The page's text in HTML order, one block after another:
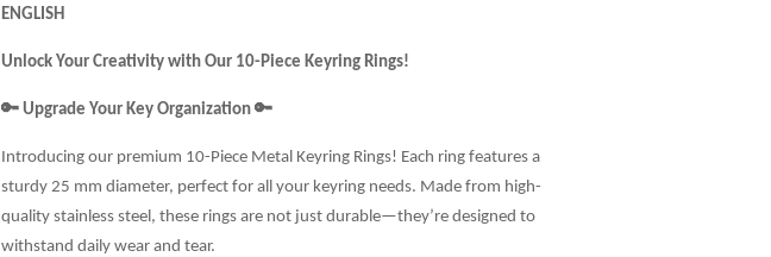
ENGLISH
Unlock Your Creativity with Our 10-Piece Keyring Rings!
🔑 Upgrade Your Key Organization 🔑
Introducing our premium 10-Piece Metal Keyring Rings! Each ring features a
sturdy 25 mm diameter, perfect for all your keyring needs. Made from high-
quality stainless steel, these rings are not just durable—they’re designed to
withstand daily wear and tear.